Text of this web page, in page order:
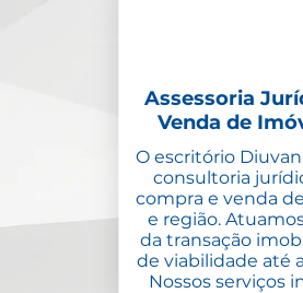
Assessoria
Venda de
O escritório
consultoria
compra e venda
e região.
da transação
de viabilidade até
Nossos serviços